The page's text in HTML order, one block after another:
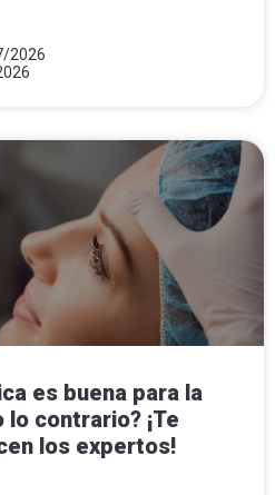
2026
es buena para la
contrario? ¡Te
los expertos!